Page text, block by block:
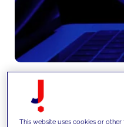
Wir verankern
This website uses cookies or